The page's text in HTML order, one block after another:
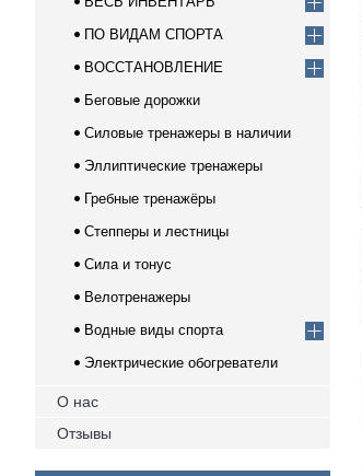
ПО ВИДАМ СПОРТА
ВОССТАНОВЛЕНИЕ
Беговые дорожки
Силовые тренажеры в наличии
Эллиптические тренажеры
Гребные тренажёры
Степперы и лестницы
Сила и тонус
Велотренажеры
Водные виды спорта
Электрические обогреватели
О нас
Отзывы